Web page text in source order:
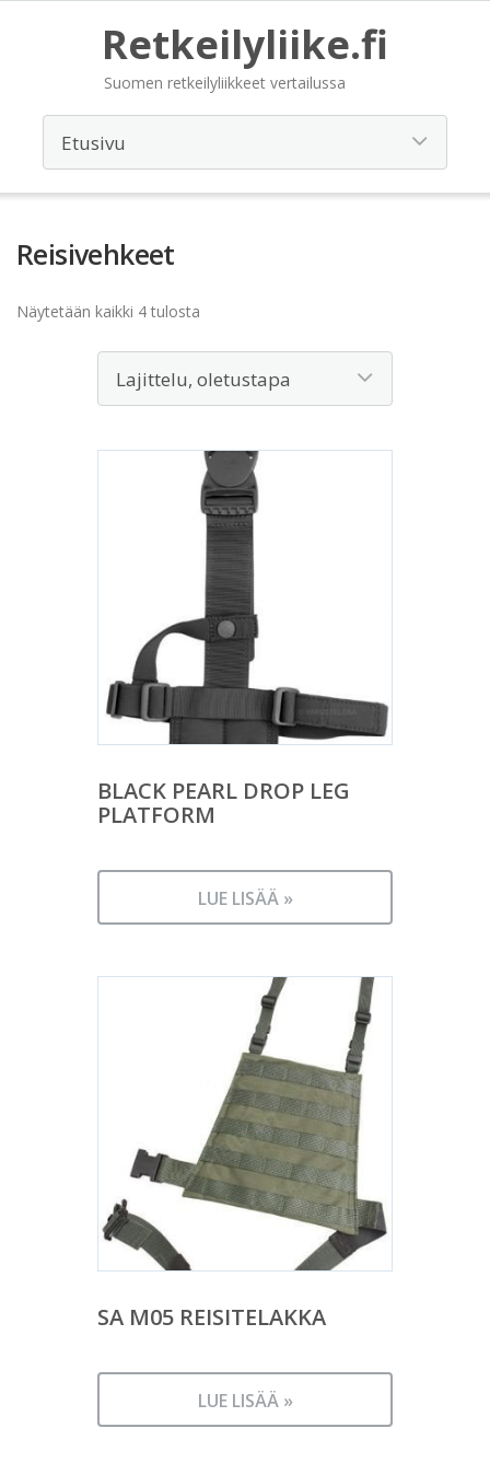
Retkeilyliike.fi
Suomen retkeilyliikkeet vertailussa
Reisivehkeet
Näytetään kaikki 4 tulosta
BLACK PEARL DROP LEG
PLATFORM
LUE LISÄÄ »
SA M05 REISITELAKKA
LUE LISÄÄ »